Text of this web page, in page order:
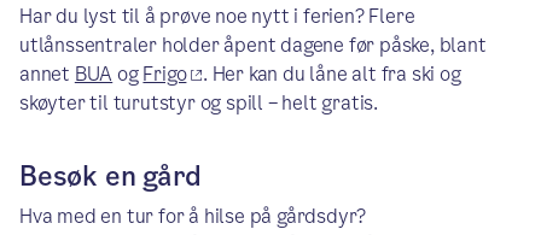
Har du lyst til å prøve noe nytt i ferien? Flere
utlånssentraler holder åpent dagene før påske, blant
annet BUA ogFrigo
. Her kan du låne alt fra ski og
skøyter til turutstyr og spill – helt gratis.
Besøk en gård
Hva med en tur for å hilse på gårdsdyr?